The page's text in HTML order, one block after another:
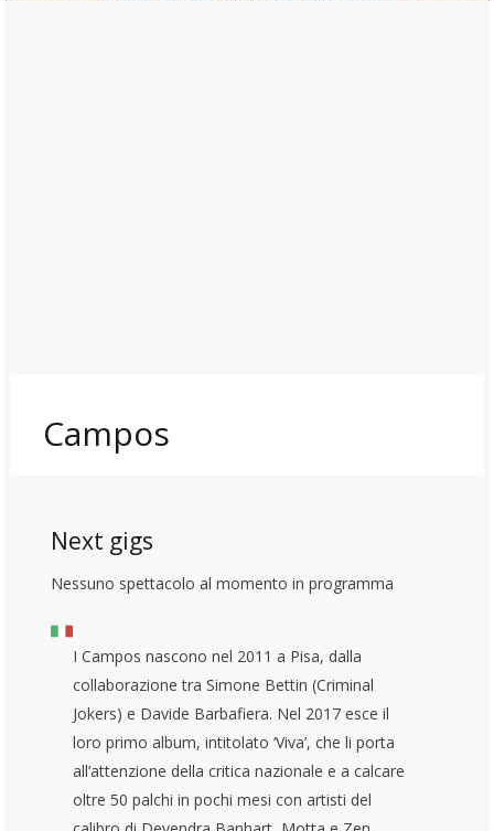
Campos
Next gigs
Nessuno spettacolo al momento in programma
I Campos nascono nel 2011 a Pisa, dalla
collaborazione tra Simone Bettin (Criminal
Jokers) e Davide Barbafiera. Nel 2017 esce il
loro primo album, intitolato ‘Viva’, che li porta
all’attenzione della critica nazionale e a calcare
oltre 50 palchi in pochi mesi con artisti del